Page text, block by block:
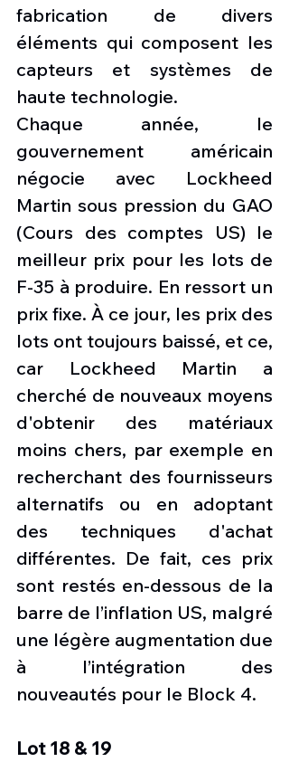
fabrication de divers
éléments qui composent les
capteurs et systèmes de
haute technologie.
Chaque année, le
gouvernement américain
négocie avec Lockheed
Martin sous pression du GAO
(Cours des comptes US) le
meilleur prix pour les lots de
F-35 à produire. En ressort un
prix fixe. À ce jour, les prix des
lots ont toujours baissé, et ce,
car Lockheed Martin a
cherché de nouveaux moyens
d'obtenir des matériaux
moins chers, par exemple en
recherchant des fournisseurs
alternatifs ou en adoptant
des techniques d'achat
différentes. De fait, ces prix
sont restés en-dessous de la
barre de l’inflation US, malgré
une légère augmentation due
à l’intégration des
nouveautés pour le Block 4.
Lot 18 & 19